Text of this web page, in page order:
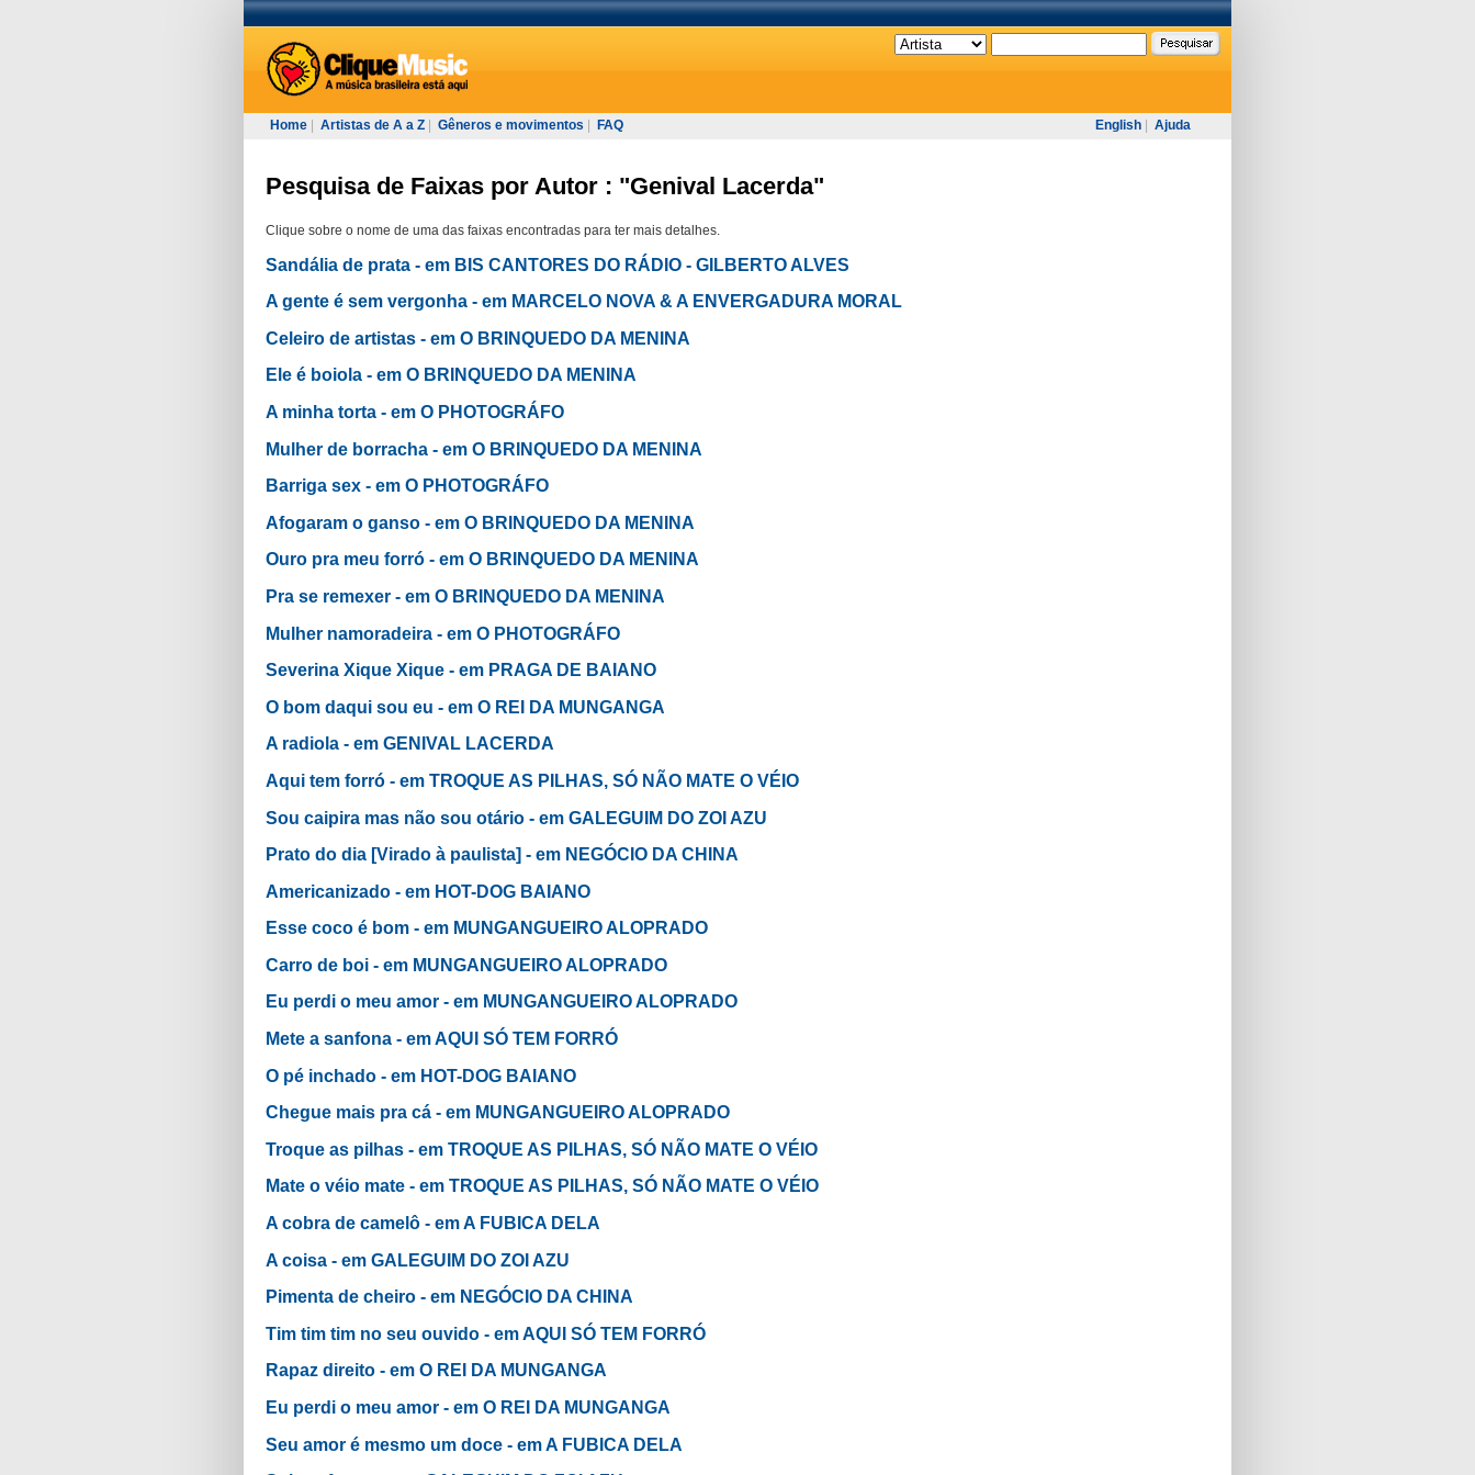
Home Artistas de A a Z Gêneros e movimentos FAQ English Ajuda
Pesquisa de Faixas por Autor : "Genival Lacerda"
Clique sobre o nome de uma das faixas encontradas para ter mais detalhes.
Sandália de prata - em BIS CANTORES DO RÁDIO - GILBERTO ALVES
A gente é sem vergonha - em MARCELO NOVA & A ENVERGADURA MORAL
Celeiro de artistas - em O BRINQUEDO DA MENINA
Ele é boiola - em O BRINQUEDO DA MENINA
A minha torta - em O PHOTOGRÁFO
Mulher de borracha - em O BRINQUEDO DA MENINA
Barriga sex - em O PHOTOGRÁFO
Afogaram o ganso - em O BRINQUEDO DA MENINA
Ouro pra meu forró - em O BRINQUEDO DA MENINA
Pra se remexer - em O BRINQUEDO DA MENINA
Mulher namoradeira - em O PHOTOGRÁFO
Severina Xique Xique - em PRAGA DE BAIANO
O bom daqui sou eu - em O REI DA MUNGANGA
A radiola - em GENIVAL LACERDA
Aqui tem forró - em TROQUE AS PILHAS, SÓ NÃO MATE O VÉIO
Sou caipira mas não sou otário - em GALEGUIM DO ZOI AZU
Prato do dia [Virado à paulista] - em NEGÓCIO DA CHINA
Americanizado - em HOT-DOG BAIANO
Esse coco é bom - em MUNGANGUEIRO ALOPRADO
Carro de boi - em MUNGANGUEIRO ALOPRADO
Eu perdi o meu amor - em MUNGANGUEIRO ALOPRADO
Mete a sanfona - em AQUI SÓ TEM FORRÓ
O pé inchado - em HOT-DOG BAIANO
Chegue mais pra cá - em MUNGANGUEIRO ALOPRADO
Troque as pilhas - em TROQUE AS PILHAS, SÓ NÃO MATE O VÉIO
Mate o véio mate - em TROQUE AS PILHAS, SÓ NÃO MATE O VÉIO
A cobra de camelô - em A FUBICA DELA
A coisa - em GALEGUIM DO ZOI AZU
Pimenta de cheiro - em NEGÓCIO DA CHINA
Tim tim tim no seu ouvido - em AQUI SÓ TEM FORRÓ
Rapaz direito - em O REI DA MUNGANGA
Eu perdi o meu amor - em O REI DA MUNGANGA
Seu amor é mesmo um doce - em A FUBICA DELA